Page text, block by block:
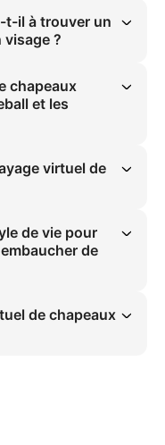
t-il à trouver un
visage ?
visage (par exemple,
de voir comment un
complète
un choix plus flatteur.
chapeaux
et les
pour un essai virtuel
de chapeaux de
s'ajustant de manière
virtuel de
la façon dont le
façon dont il projette des
offrant un
de vie pour
de
pour des
vous épargne les
l'organisation d'une
de chapeaux